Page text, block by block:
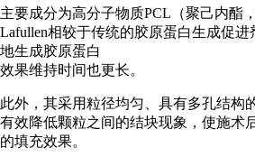
主要成分为高分子物质PCL（聚己内酯，
Lafullen相较于传统的胶原蛋白生成促
地生成胶原蛋白
效果维持时间也更长。
此外，其采用粒径均匀、具有多孔结构
有效降低颗粒之间的结块现象，使施术
的填充效果。